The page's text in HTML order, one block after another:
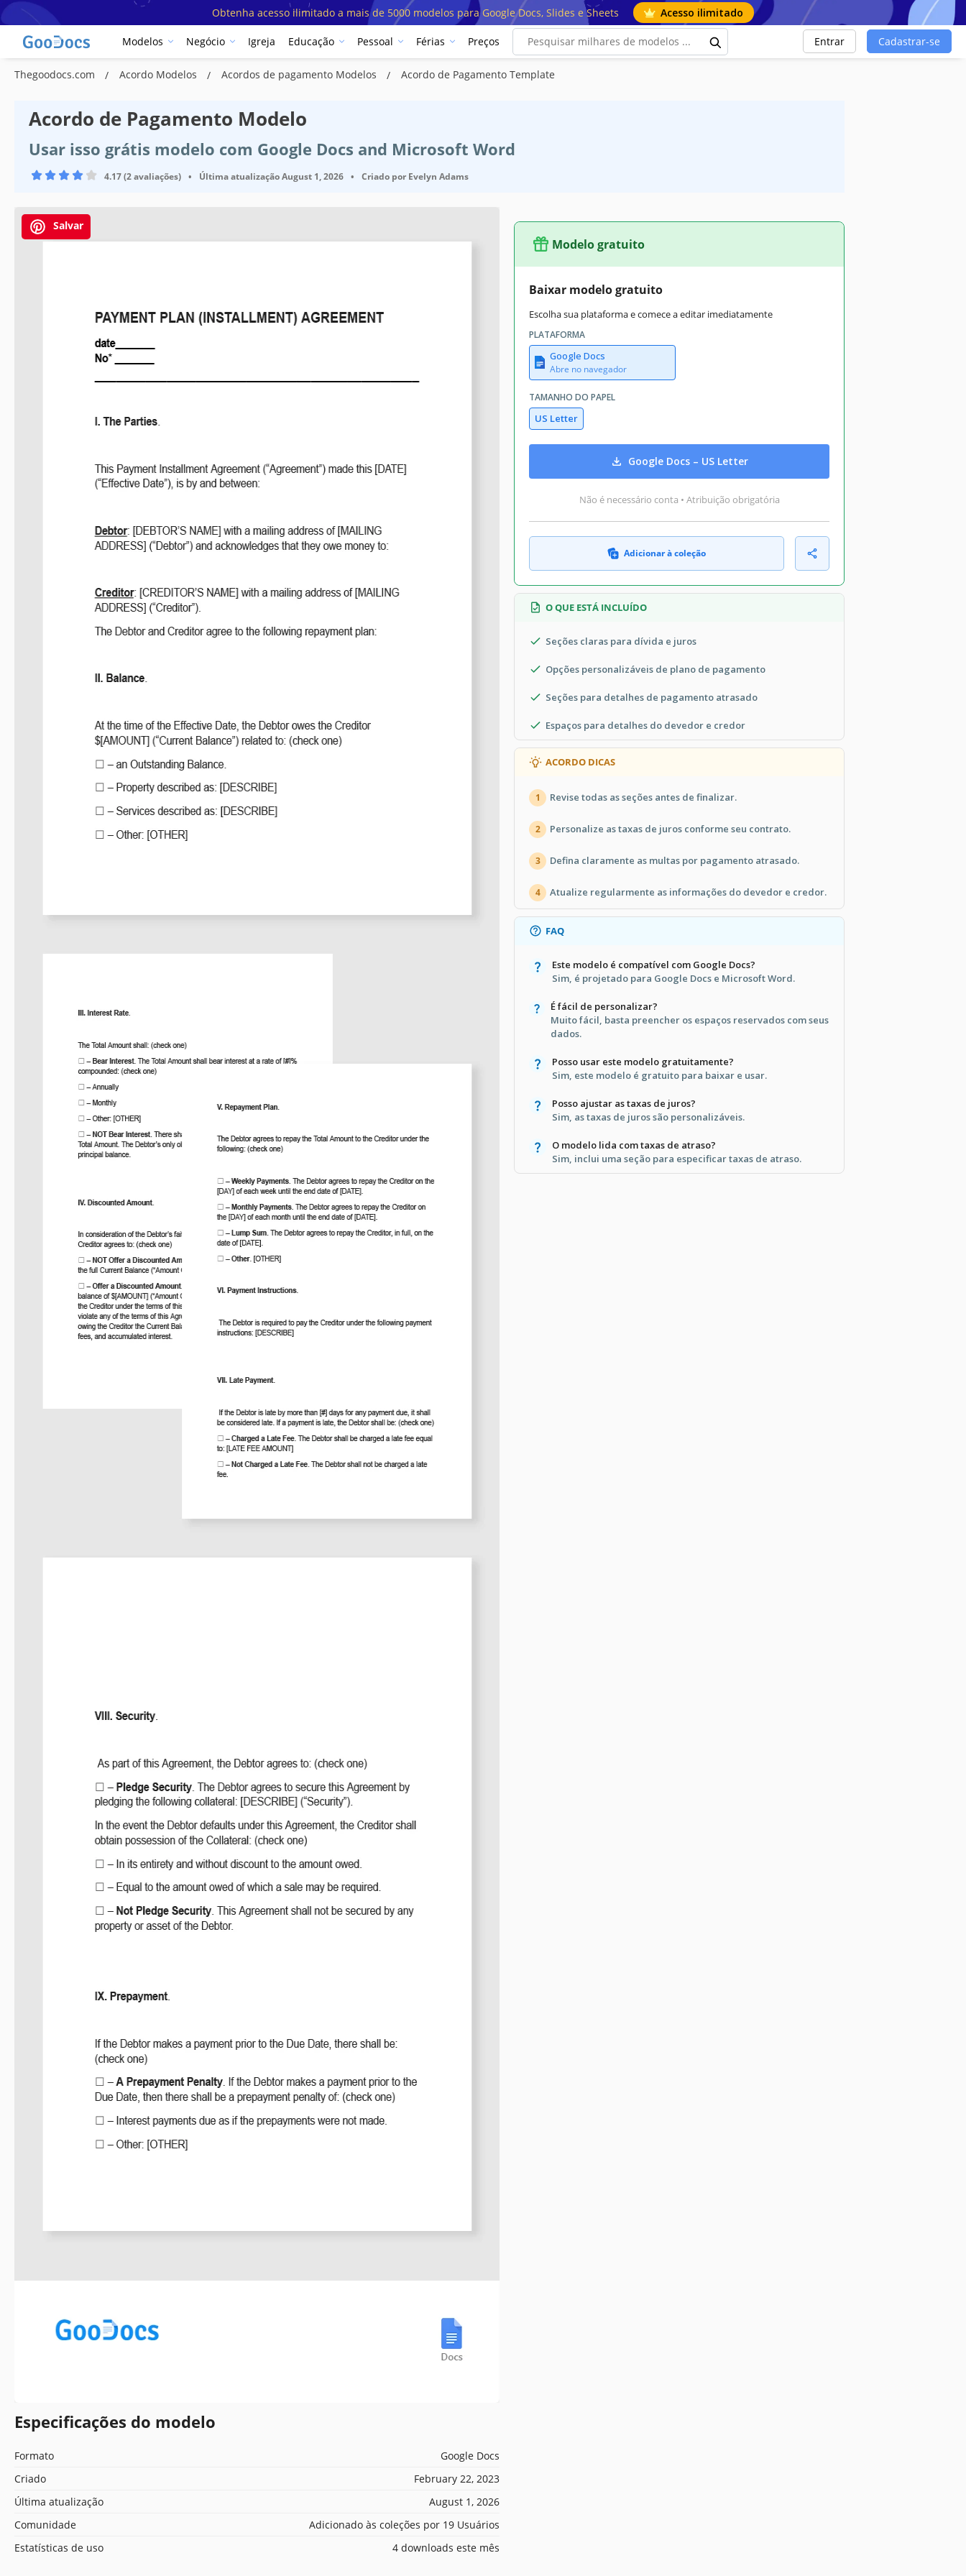
Obtenha acesso ilimitado a mais de 5000 modelos para Google Docs, Slides e Sheets Acesso ilimitado
Modelos Negócio Igreja Educação Pessoal Férias Preços Entrar Cadastrar-se
Thegoodocs.com Acordo Modelos Acordos de pagamento Modelos Acordo de Pagamento Template
Acordo de Pagamento Modelo
Usar isso grátis modelo com Google Docs and Microsoft Word
4.17 (2 avaliações) • Última atualizaçãoAugust 1, 2026 • Criado por Evelyn Adams
Salvar
Especificações do modelo
Formato
Google Docs
Criado
February 22, 2023
Última atualização
August 1, 2026
Comunidade
Adicionado às coleções por 19 Usuários
Estatísticas de uso
4 downloads este mês
Modelo gratuito
Baixar modelo gratuito
Escolha sua plataforma e comece a editar imediatamente
PLATAFORMA
Google Docs
Abre no navegador
TAMANHO DO PAPEL
US Letter
Google Docs – US Letter
Não é necessário conta • Atribuição obrigatória
Adicionar à coleção
O QUE ESTÁ INCLUÍDO
Seções claras para dívida e juros
Opções personalizáveis de plano de pagamento
Seções para detalhes de pagamento atrasado
Espaços para detalhes do devedor e credor
ACORDO DICAS
1 Revise todas as seções antes de finalizar.
2 Personalize as taxas de juros conforme seu contrato.
3 Defina claramente as multas por pagamento atrasado.
4 Atualize regularmente as informações do devedor e credor.
FAQ
Este modelo é compatível com Google Docs?
Sim, é projetado para Google Docs e Microsoft Word.
É fácil de personalizar?
Muito fácil, basta preencher os espaços reservados com seus
dados.
Posso usar este modelo gratuitamente?
Sim, este modelo é gratuito para baixar e usar.
Posso ajustar as taxas de juros?
Sim, as taxas de juros são personalizáveis.
O modelo lida com taxas de atraso?
Sim, inclui uma seção para especificar taxas de atraso.